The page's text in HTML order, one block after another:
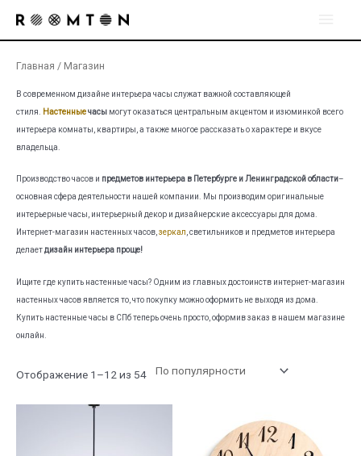
содержимому
Главная / Магазин
В современном дизайне интерьера часы служат важной составляющей
стиля.
Настенныечасы могут оказаться центральным акцентом и изюминкой всего
интерьера комнаты, квартиры, а также многое рассказать о характере и вкусе
владельца.
Производство часов и предметов интерьера в Петербурге и Ленинградской области–
основная сфера деятельности нашей компании. Мы производим оригинальные
интерьерные часы, интерьерный декор и дизайнерские аксессуары для дома.
Интернет-магазин настенных часов,зеркал, светильников и предметов интерьера
делаетдизайн интерьера проще!
Ищите где купить настенные часы? Одним из главных достоинств интернет-магазин
настенных часов является то, что покупку можно оформить не выходя из дома.
Купить настенные часы в СПб теперь очень просто, оформив заказ в нашем магазине
онлайн.
Отображение 1–12 из 54Сортировка: